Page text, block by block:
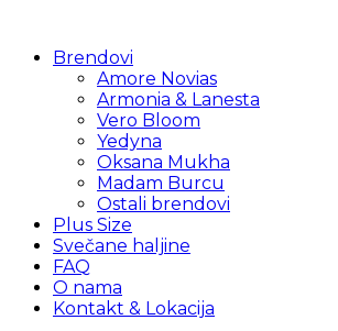
Brendovi
Amore Novias
Armonia & Lanesta
Vero Bloom
Yedyna
Oksana Mukha
Madam Burcu
Ostali brendovi
Plus Size
Svečane haljine
FAQ
O nama
Kontakt & Lokacija